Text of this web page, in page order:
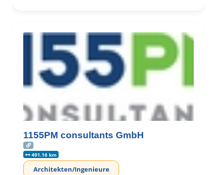
1155PM consultants GmbH
491.16 km
Architekten/Ingenieure